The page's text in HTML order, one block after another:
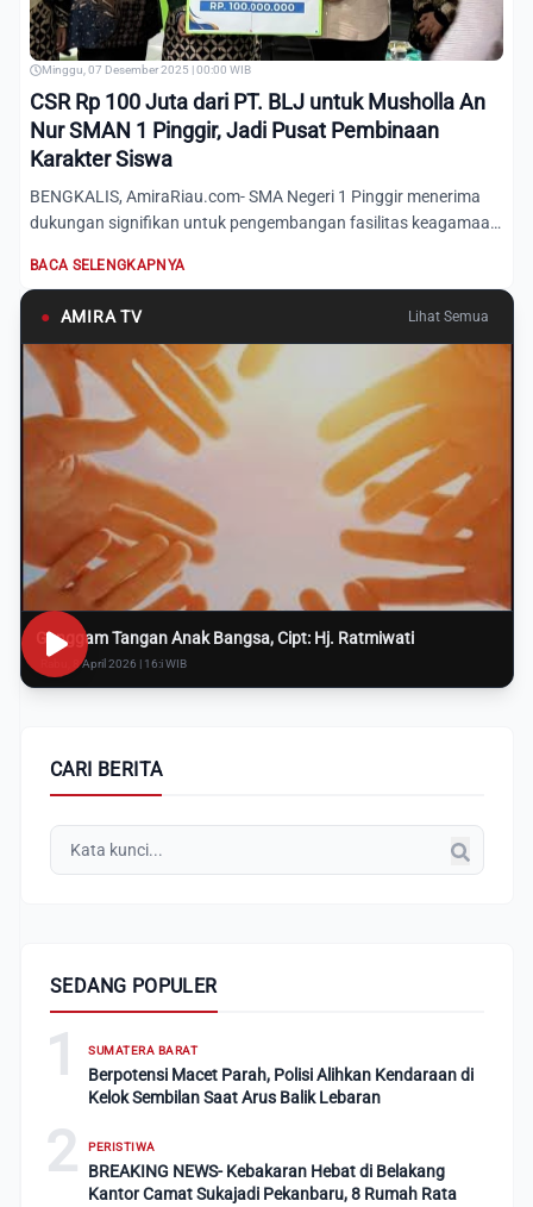
Minggu, 07 Desember 2025 | 00:00 WIB
CSR Rp 100 Juta dari PT. BLJ untuk Musholla An
Nur SMAN 1 Pinggir, Jadi Pusat Pembinaan
Karakter Siswa
BENGKALIS, AmiraRiau.com- SMA Negeri 1 Pinggir menerima
dukungan signifikan untuk pengembangan fasilitas keagamaan
BACA SELENGKAPNYA
● AMIRA TV Lihat Semua
Genggam Tangan Anak Bangsa, Cipt: Hj. Ratmiwati
Rabu, 8 April 2026 | 16:i WIB
CARI BERITA
SEDANG POPULER
1 SUMATERA BARAT
Berpotensi Macet Parah, Polisi Alihkan Kendaraan di
Kelok Sembilan Saat Arus Balik Lebaran
2 PERISTIWA
BREAKING NEWS- Kebakaran Hebat di Belakang
Kantor Camat Sukajadi Pekanbaru, 8 Rumah Rata